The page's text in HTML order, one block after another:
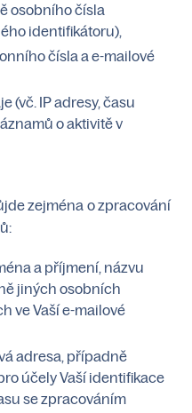
osobního čísla
identifikátoru),
čísla a e-mailové
(vč. IP adresy, času
o aktivitě v
zejména o zpracování
a příjmení, názvu
jiných osobních
ve Vaší e-mailové
adresa, případně
účely Vaší identifikace
se zpracováním